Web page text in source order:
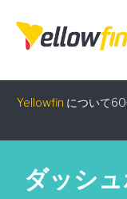
について
ダッシ